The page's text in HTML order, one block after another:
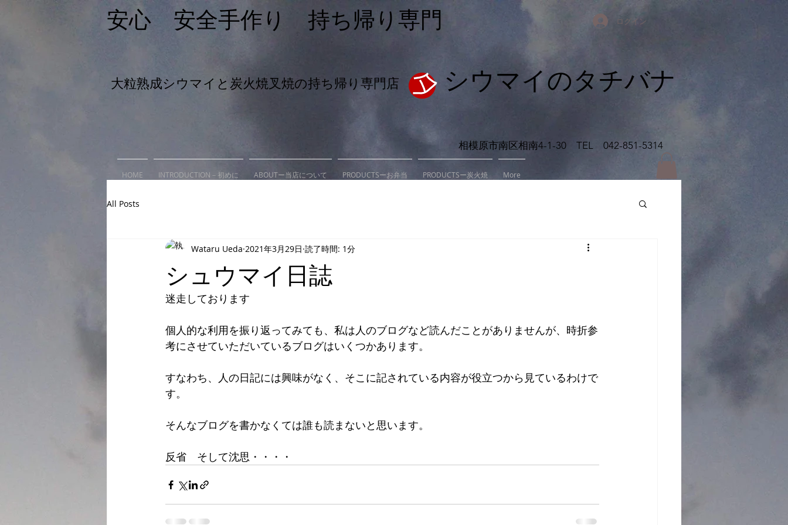
安心 安全手作り 持ち帰り専門 ログイン
大粒熟成シウマイと炭火焼叉焼の持ち帰り専門店 シウマイの​タチバナ
相模原市南区相南4-1-30 TEL 042-851-5314
HOME INTRODUCTION－初めに ABOUTー当店について PRODUCTSーお弁当 PRODUCTSー炭火焼 More
All Posts
シュウマイ日誌
Wataru Ueda 2021年3月29日 読了時間: 1分
迷走しております
個人的な利用を振り返ってみても、私は人のブログなど読んだことがありませんが、時折参
考にさせていただいているブログはいくつかあります。
すなわち、人の日記には興味がなく、そこに記されている内容が役立つから見ているわけで
す。
そんなブログを書かなくては誰も読まないと思います。
反省　そして沈思・・・・